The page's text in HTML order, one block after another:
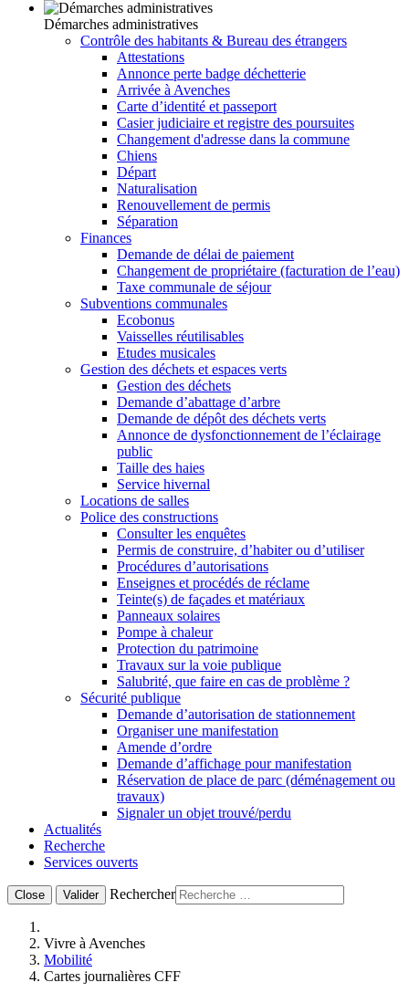
Démarches administratives
Contrôle des habitants & Bureau des étrangers
Attestations
Annonce perte badge déchetterie
Arrivée à Avenches
Carte d’identité et passeport
Casier judiciaire et registre des poursuites
Changement d'adresse dans la commune
Chiens
Départ
Naturalisation
Renouvellement de permis
Séparation
Finances
Demande de délai de paiement
Changement de propriétaire (facturation de l’eau)
Taxe communale de séjour
Subventions communales
Ecobonus
Vaisselles réutilisables
Etudes musicales
Gestion des déchets et espaces verts
Gestion des déchets
Demande d’abattage d’arbre
Demande de dépôt des déchets verts
Annonce de dysfonctionnement de l’éclairage
public
Taille des haies
Service hivernal
Locations de salles
Police des constructions
Consulter les enquêtes
Permis de construire, d’habiter ou d’utiliser
Procédures d’autorisations
Enseignes et procédés de réclame
Teinte(s) de façades et matériaux
Panneaux solaires
Pompe à chaleur
Protection du patrimoine
Travaux sur la voie publique
Salubrité, que faire en cas de problème ?
Sécurité publique
Demande d’autorisation de stationnement
Organiser une manifestation
Amende d’ordre
Demande d’affichage pour manifestation
Réservation de place de parc (déménagement ou
travaux)
Signaler un objet trouvé/perdu
Actualités
Recherche
Services ouverts
Close Valider Rechercher
Vivre à Avenches
Mobilité
Cartes journalières CFF